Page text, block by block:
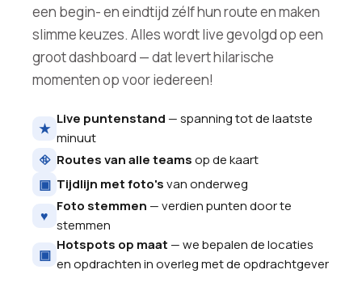
een begin- en eindtijd zélf hun route en maken
slimme keuzes. Alles wordt live gevolgd op een
groot dashboard — dat levert hilarische
momenten op voor iedereen!
★
Live puntenstand — spanning tot de laatste
minuut
⛗ Routes van alle teamsop de kaart
▣ Tijdlijn met foto'svan onderweg
♥
Foto stemmen — verdien punten door te
stemmen
▣
Hotspots op maat — we bepalen de locaties
en opdrachten in overleg met de opdrachtgever